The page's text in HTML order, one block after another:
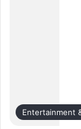
Entertainment